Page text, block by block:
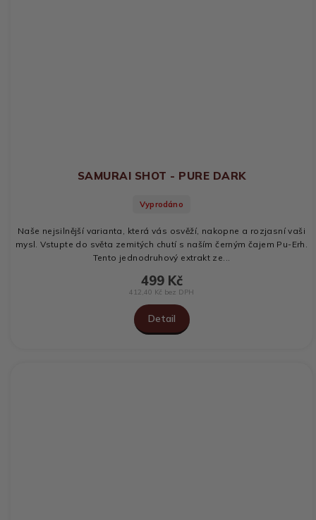
SAMURAI SHOT - PURE DARK
Vyprodáno
412,40 Kč bez DPH
499 Kč
Detail
Naše nejsilnější varianta, která vás osvěží, nakopne a rozjasní vaši
mysl. Vstupte do světa zemitých chutí s naším černým čajem Pu-Erh.
Tento jednodruhový extrakt ze...